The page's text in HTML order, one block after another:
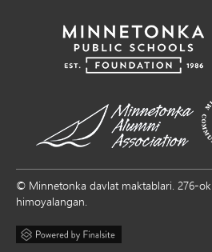
© Minnetonka davlat maktablari. 276-
himoyalangan.